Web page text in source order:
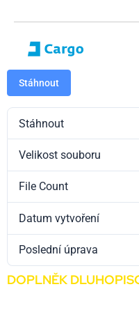
Stáhnout
Stáhnout
Velikost souboru
File Count
Datum vytvoření
Poslední úprava
DOPLNĚK